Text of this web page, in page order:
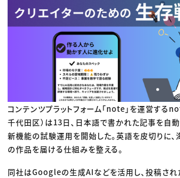
ゲーム・エンタメ
広告
出版
CREATIVE VILLAGEからのお知らせ
プロフェッショナル×つながる×メデ
コンテンツプラットフォーム「note」を運営する
千代田区）は13日、日本語で書かれた記事を自
新機能の試験運用を開始した。英語を皮切りに
の作品を届ける仕組みを整える。
同社はGoogleの生成AIなどを活用し、投稿され